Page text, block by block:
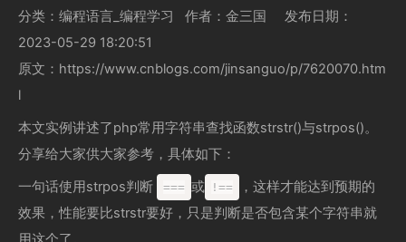
分类：编程语言_编程学习 作者：金三国
发布日期：
2023-05-29 18:20:51
原文：https://www.cnblogs.com/jinsanguo/p/7620070.htm
l
本文实例讲述了php常用字符串查找函数strstr()与strpos()。
分享给大家供大家参考，具体如下：
一句话使用strpos判断 === 或 !==
，这样才能达到预期的
效果，性能要比strstr要好，只是判断是否包含某个字符串就